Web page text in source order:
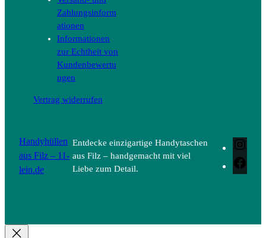
Zahlungsinform
ationen
Informationen
zur Echtheit von
Kundenbewertu
ngen
Vertrag widerrufen
Handyhüllen
aus Filz – 11-
lein.de
Entdecke einzigartige Handytaschen
aus Filz – handgemacht mit viel
Liebe zum Detail.